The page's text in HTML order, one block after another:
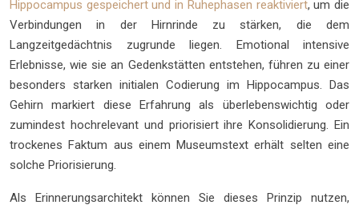
Hippocampus gespeichert und in Ruhephasen reaktiviert, um die
Verbindungen in der Hirnrinde zu stärken, die dem
Langzeitgedächtnis zugrunde liegen. Emotional intensive
Erlebnisse, wie sie an Gedenkstätten entstehen, führen zu einer
besonders starken initialen Codierung im Hippocampus. Das
Gehirn markiert diese Erfahrung als überlebenswichtig oder
zumindest hochrelevant und priorisiert ihre Konsolidierung. Ein
trockenes Faktum aus einem Museumstext erhält selten eine
solche Priorisierung.
Als Erinnerungsarchitekt können Sie dieses Prinzip nutzen,